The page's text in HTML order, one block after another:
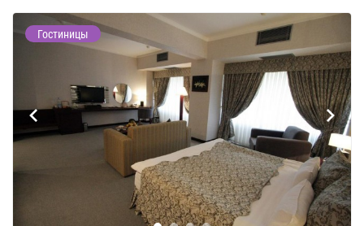
Гостиницы